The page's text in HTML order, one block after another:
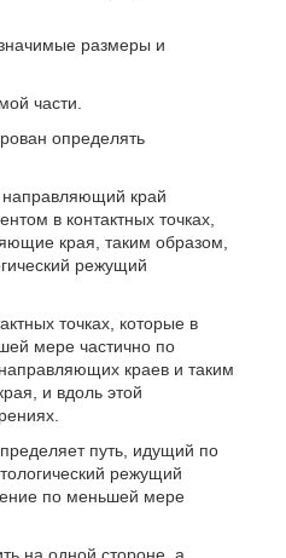
размеры и
части.
определять
направляющий край
в контактных точках,
края, таким образом,
режущий
точках, которые в
мере частично по
краев и таким
и вдоль этой
путь, идущий по
режущий
по меньшей мере